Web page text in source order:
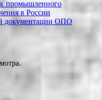
промышленного
в России
документации ОПО